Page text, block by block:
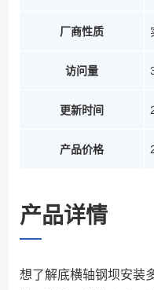
厂商性质
访问量
更新时间
产品价格
产品详情
想了解底横轴钢坝安装